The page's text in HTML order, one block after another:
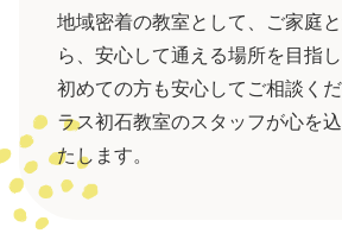
地域密着の教室として、ご家庭
ら、安心して通える場所を目指し
初めての方も安心してご相談く
ラス初石教室のスタッフが心を
たします。